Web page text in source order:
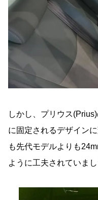
しかし、プリウス
に固定されるデザイン
も先代モデルよりも
ように工夫されていまし